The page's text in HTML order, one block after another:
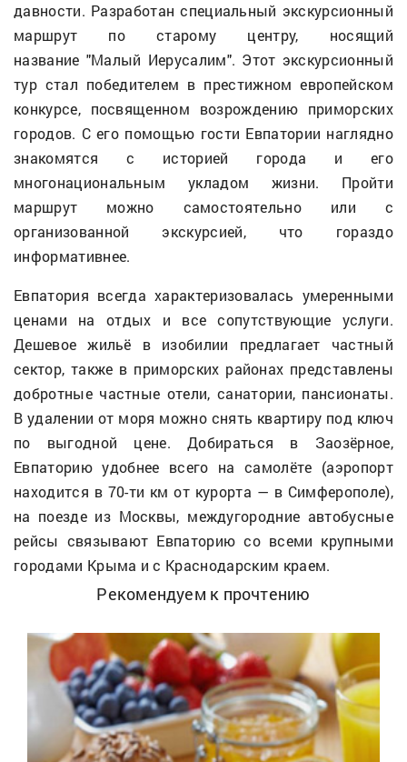
давности. Разработан специальный экскурсионный
маршрут по старому центру, носящий
название "Малый Иерусалим". Этот экскурсионный
тур стал победителем в престижном европейском
конкурсе, посвященном возрождению приморских
городов. С его помощью гости Евпатории наглядно
знакомятся с историей города и его
многонациональным укладом жизни. Пройти
маршрут можно самостоятельно или с
организованной экскурсией, что гораздо
информативнее.
Евпатория всегда характеризовалась умеренными
ценами на отдых и все сопутствующие услуги.
Дешевое жильё в изобилии предлагает частный
сектор, также в приморских районах представлены
добротные частные отели, санатории, пансионаты.
В удалении от моря можно снять квартиру под ключ
по выгодной цене. Добираться в Заозёрное,
Евпаторию удобнее всего на самолёте (аэропорт
находится в 70-ти км от курорта — в Симферополе),
на поезде из Москвы, междугородние автобусные
рейсы связывают Евпаторию со всеми крупными
городами Крыма и с Краснодарским краем.
Рекомендуем к прочтению